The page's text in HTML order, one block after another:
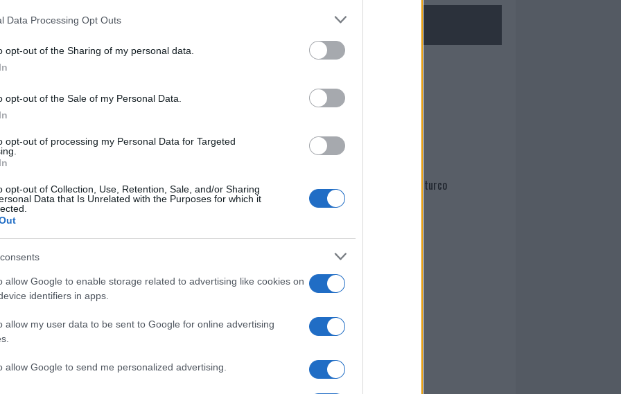
Data Processing Opt Outs
opt-out of the Sharing of my personal data.
opt-out of the Sale of my Personal Data.
opt-out of processing my Personal Data for Targeted
opt-out of Collection, Use, Retention, Sale, and/or Sharing
Data that Is Unrelated with the Purposes for which it
allow Google to enable storage related to advertising like cookies on
identifiers in apps.
allow my user data to be sent to Google for online advertising
allow Google to send me personalized advertising.
nella sezione
NECROLOGIE
Martina Agostina Diturco
I nostri cari
I nostri cari